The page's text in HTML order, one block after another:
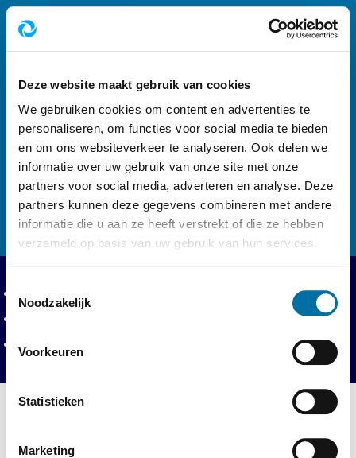
Deze website maakt gebruik van cookies
We gebruiken cookies om content en advertenties te
personaliseren, om functies voor social media te bieden
en om ons websiteverkeer te analyseren. Ook delen we
informatie over uw gebruik van onze site met onze
partners voor social media, adverteren en analyse. Deze
partners kunnen deze gegevens combineren met andere
informatie die u aan ze heeft verstrekt of die ze hebben
verzameld op basis van uw gebruik van hun services.
Noodzakelijk
Voorkeuren
Statistieken
Marketing
Footer navigatie
Logo AWD, Amsterdamse
Privacy en voorwaarden
Toegangsvoorwaarden